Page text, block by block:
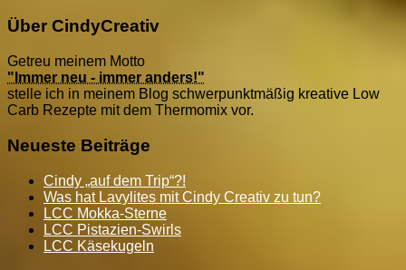
Über CindyCreativ
Getreu meinem Motto
"Immer neu - immer anders!"
stelle ich in meinem Blog schwerpunktmäßig kreative Low
Carb Rezepte mit dem Thermomix vor.
Neueste Beiträge
Cindy „auf dem Trip“?!
Was hat Lavylites mit Cindy Creativ zu tun?
LCC Mokka-Sterne
LCC Pistazien-Swirls
LCC Käsekugeln